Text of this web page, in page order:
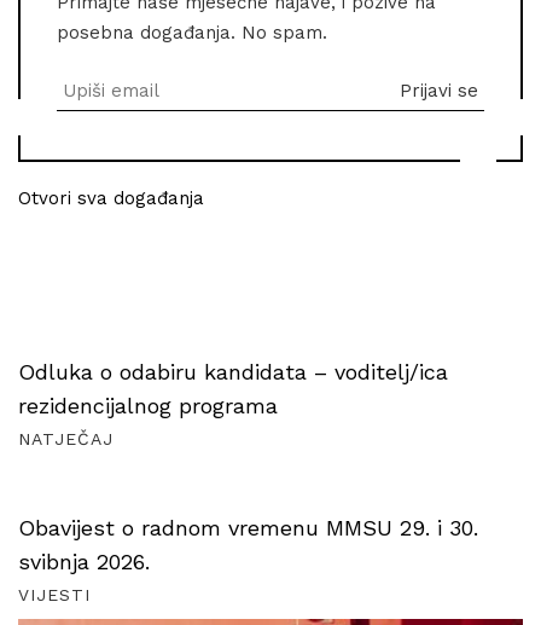
posebna događanja. No spam.
Otvori sva događanja
Odluka o odabiru kandidata – voditelj/ica
rezidencijalnog programa
NATJEČAJ
Obavijest o radnom vremenu MMSU 29. i 30.
svibnja 2026.
VIJESTI